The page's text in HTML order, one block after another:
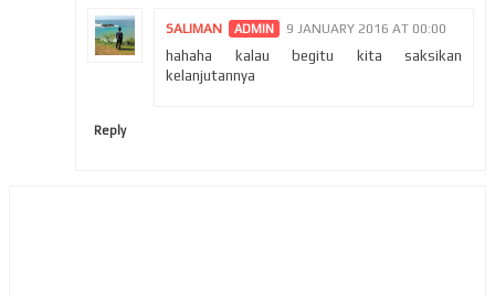
SALIMAN 9 JANUARY 2016 AT 00:00
hahaha kalau begitu kita saksikan
kelanjutannya
Reply